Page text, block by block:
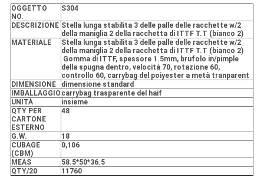
OGGETTO
NO.
S304
DESCRIZIONE Stella lunga stabilita 3 delle palle delle racchette w/2
della maniglia 2 della racchetta di ITTF T.T (bianco 2)
MATERIALE
Stella lunga stabilita 3 delle palle delle racchette w/2
della maniglia 2 della racchetta di ITTF T.T (bianco 2)
Gomma di ITTF, spessore 1.5mm, brufolo in/pimple
della spugna dentro, velocità 70, rotazione 60,
controllo 60, carrybag del poiyester a metà tranparent
DIMENSIONE
dimensione standard
IMBALLAGGIO carrybag trasparente del haif
UNITÀ
insieme
QTY PER
CARTONE
ESTERNO
48
G.W.
18
CUBAGE
(CBM)
0,106
MEAS
58.5*50*36.5
QTY/20
11760